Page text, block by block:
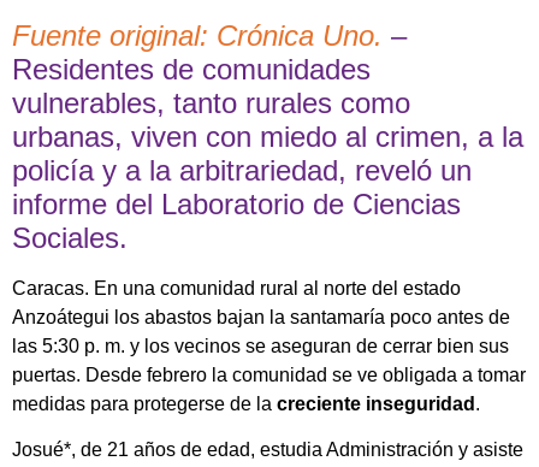
Fuente original: Crónica Uno. –
Residentes de comunidades
vulnerables, tanto rurales como
urbanas, viven con miedo al crimen, a la
policía y a la arbitrariedad, reveló un
informe del Laboratorio de Ciencias
Sociales.
Caracas. En una comunidad rural al norte del estado
Anzoátegui los abastos bajan la santamaría poco antes de
las 5:30 p. m. y los vecinos se aseguran de cerrar bien sus
puertas. Desde febrero la comunidad se ve obligada a tomar
medidas para protegerse de la creciente inseguridad .
Josué*, de 21 años de edad, estudia Administración y asiste